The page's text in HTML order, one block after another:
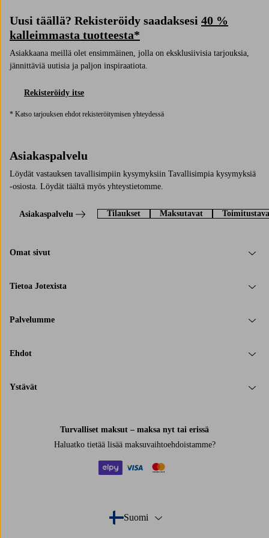
Uusi täällä? Rekisteröidy saadaksesi 40 %
kalleimmasta tuotteesta*
Asiakkaana meillä olet ensimmäinen, jolla on eksklusiivisia tarjouksia,
jännittäviä uutisia ja paljon inspiraatiota.
Rekisteröidy itse
* Katso tarjouksen ehdot rekisteröitymisen yhteydessä
Asiakaspalvelu
Löydät vastauksen tavallisimpiin kysymyksiin Tavallisimpia kysymyksiä
-osiosta. Löydät täältä myös yhteystietomme.
Asiakaspalvelu Tilaukset Maksutavat
Omat sivut
Tietoa Jotexista
Palvelumme
Ehdot
Ystävät
Turvalliset maksut – maksa nyt tai erissä
Haluatko tietää lisää maksuvaihtoehdoistamme?
Suomi
- Valitse maa